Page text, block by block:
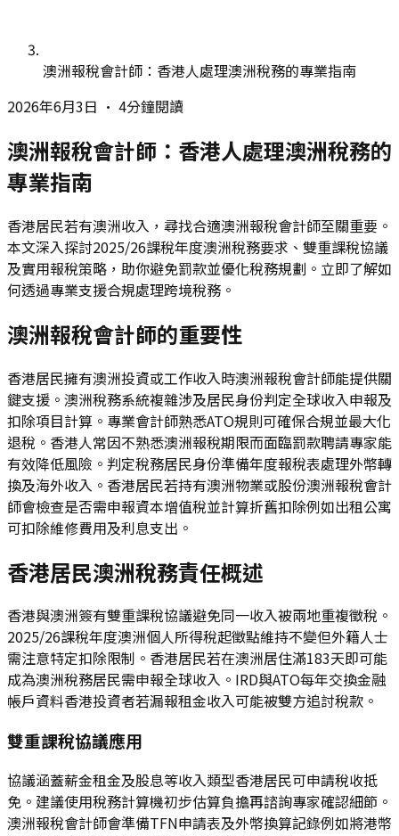
澳洲報稅會計師：香港人處理澳洲稅務的專業指南
2026年6月3日 • 4分鐘閱讀
澳洲報稅會計師：香港人處理澳洲稅務的
專業指南
香港居民若有澳洲收入，尋找合適澳洲報稅會計師至關重要。
本文深入探討2025/26課稅年度澳洲稅務要求、雙重課稅協議
及實用報稅策略，助你避免罰款並優化稅務規劃。立即了解如
何透過專業支援合規處理跨境稅務。
澳洲報稅會計師的重要性
香港居民擁有澳洲投資或工作收入時澳洲報稅會計師能提供關
鍵支援。澳洲稅務系統複雜涉及居民身份判定全球收入申報及
扣除項目計算。專業會計師熟悉ATO規則可確保合規並最大化
退稅。香港人常因不熟悉澳洲報稅期限而面臨罰款聘請專家能
有效降低風險。判定稅務居民身份準備年度報稅表處理外幣轉
換及海外收入。香港居民若持有澳洲物業或股份澳洲報稅會計
師會檢查是否需申報資本增值稅並計算折舊扣除例如出租公寓
可扣除維修費用及利息支出。
香港居民澳洲稅務責任概述
香港與澳洲簽有雙重課稅協議避免同一收入被兩地重複徵稅。
2025/26課稅年度澳洲個人所得稅起徵點維持不變但外籍人士
需注意特定扣除限制。香港居民若在澳洲居住滿183天即可能
成為澳洲稅務居民需申報全球收入。IRD與ATO每年交換金融
帳戶資料香港投資者若漏報租金收入可能被雙方追討稅款。
雙重課稅協議應用
協議涵蓋薪金租金及股息等收入類型香港居民可申請稅收抵
免。建議使用稅務計算機初步估算負擔再諮詢專家確認細節。
澳洲報稅會計師會準備TFN申請表及外幣換算記錄例如將港幣